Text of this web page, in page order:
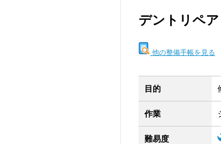
デントリペア
他の整備手帳を見る
目的
作業
難易度